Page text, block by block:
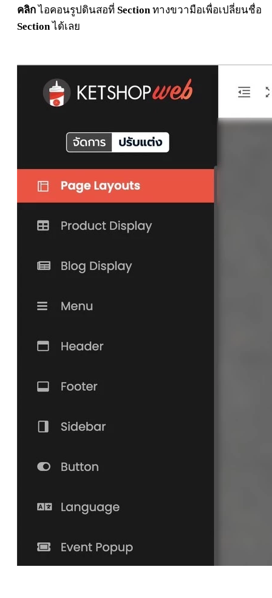
คลิกไอคอนรูปดินสอที่ Sectionทางขวามือเพื่อเปลี่ยนชื่อ
Sectionได้เลย